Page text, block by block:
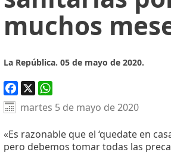
muchos
La República. 05 de mayo de 2020.
Facebook
X WhatsApp
martes 5 de mayo de 2020
«Es razonable que el ‘quedate en
pero debemos tomar todas las